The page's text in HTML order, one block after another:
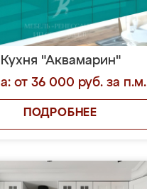
Кухня "Аквамарин"
от 36 000 руб. за п.м.
ПОДРОБНЕЕ